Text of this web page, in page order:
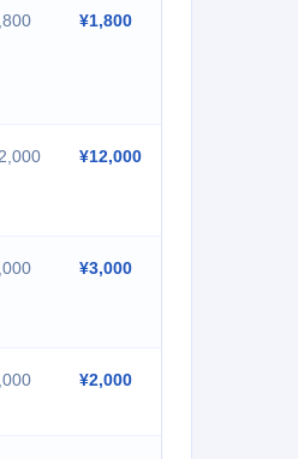
¥1,800
¥12,000
¥3,000
¥2,000